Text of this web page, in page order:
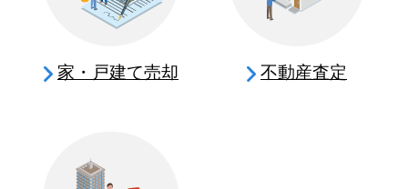
家・戸建て売却 不動産査定